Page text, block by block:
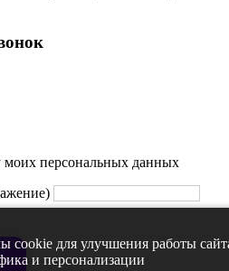
cookie для улучшения работы
и персонализации
моих персональных данных